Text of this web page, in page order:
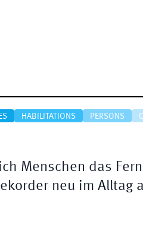
HABILITATIONS PERSONS
Menschen das
neu im Alltag